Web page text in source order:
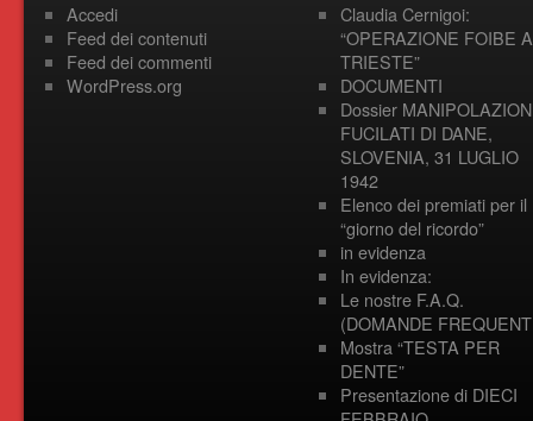
Accedi
Feed dei contenuti
Feed dei commenti
WordPress.org
Claudia Cernigoi:
“OPERAZIONE FOIBE A
TRIESTE”
DOCUMENTI
Dossier
FUCILATI DI DANE,
SLOVENIA, 31 LUGLIO
1942
Elenco dei premiati per il
“giorno del ricordo”
in evidenza
In evidenza:
Le nostre F.A.Q.
(DOMANDE
Mostra “TESTA PER
DENTE”
Presentazione di DIECI